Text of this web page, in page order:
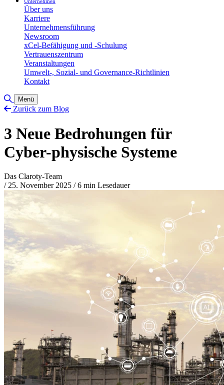
Über uns
Karriere
Unternehmensführung
Newsroom
xCel-Befähigung und -Schulung
Vertrauenszentrum
Veranstaltungen
Umwelt-, Sozial- und Governance-Richtlinien
Kontakt
Suche umschalten
Menü
Zurück zum Blog
3 Neue Bedrohungen für
Cyber-physische Systeme
Das Claroty-Team
/ 25. November 2025 /6 min Lesedauer